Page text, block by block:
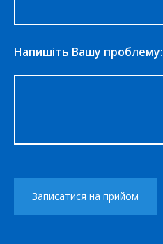
Напишіть Вашу проблему: